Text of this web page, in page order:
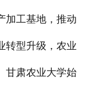
加工基地，推动
转型升级，农业
甘肃农业大学始